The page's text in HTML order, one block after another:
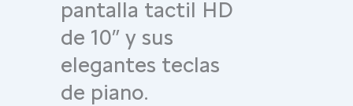
pantalla tactil HD
de 10” y sus
elegantes teclas
de piano.